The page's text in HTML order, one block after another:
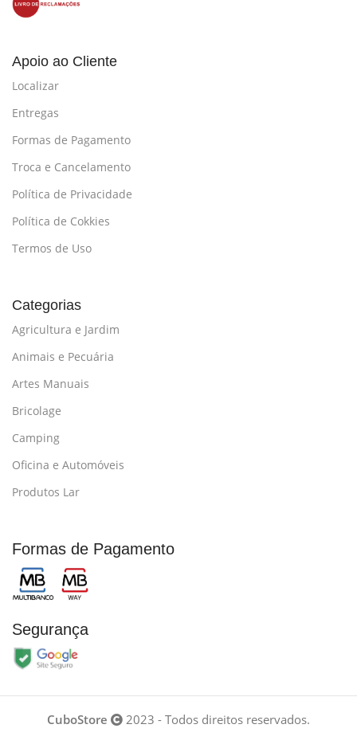
Apoio ao Cliente
Localizar
Entregas
Formas de Pagamento
Troca e Cancelamento
Política de Privacidade
Política de Cokkies
Termos de Uso
Categorias
Agricultura e Jardim
Animais e Pecuária
Artes Manuais
Bricolage
Camping
Oficina e Automóveis
Produtos Lar
Formas de Pagamento
Segurança
CuboStore 2023 - Todos direitos reservados.